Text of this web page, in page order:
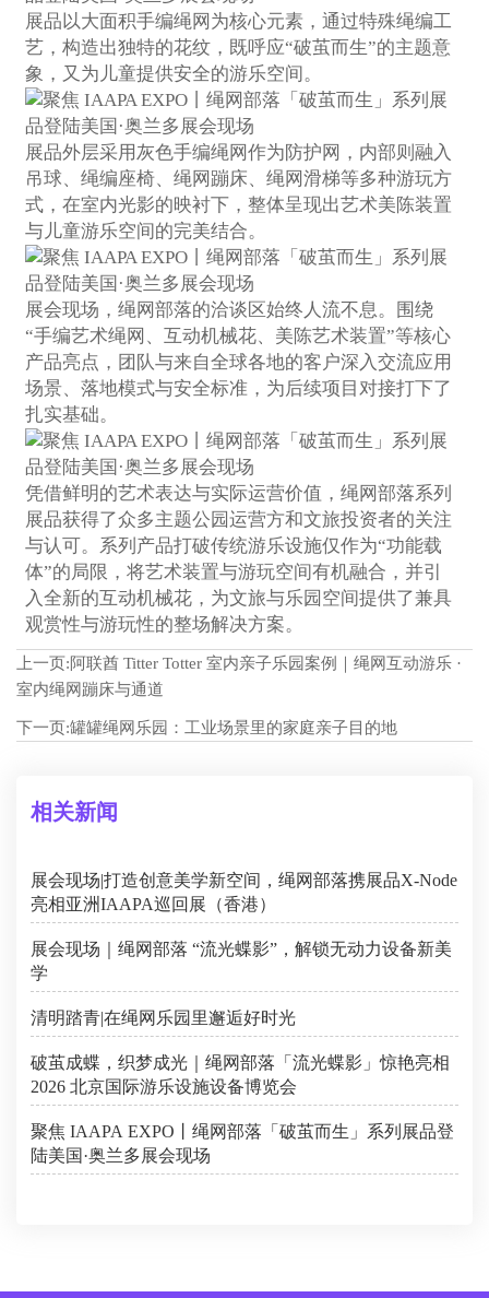
展品以大面积手编绳网为核心元素，通过特殊绳编工
艺，构造出独特的花纹，既呼应“破茧而生”的主题意
象，又为儿童提供安全的游乐空间。
展品外层采用灰色手编绳网作为防护网，内部则融入
吊球、绳编座椅、绳网蹦床、绳网滑梯等多种游玩方
式，在室内光影的映衬下，整体呈现出艺术美陈装置
与儿童游乐空间的完美结合。
展会现场，绳网部落的洽谈区始终人流不息。围绕
“手编艺术绳网、互动机械花、美陈艺术装置”等核心
产品亮点，团队与来自全球各地的客户深入交流应用
场景、落地模式与安全标准，为后续项目对接打下了
扎实基础。
凭借鲜明的艺术表达与实际运营价值，绳网部落系列
展品获得了众多主题公园运营方和文旅投资者的关注
与认可。系列产品打破传统游乐设施仅作为“功能载
体”的局限，将艺术装置与游玩空间有机融合，并引
入全新的互动机械花，为文旅与乐园空间提供了兼具
观赏性与游玩性的整场解决方案。
上一页:阿联酋 Titter Totter 室内亲子乐园案例｜绳网互动游乐 ·
室内绳网蹦床与通道
下一页:罐罐绳网乐园：工业场景里的家庭亲子目的地
相关新闻
展会现场|打造创意美学新空间，绳网部落携展品X-Node
亮相亚洲IAAPA巡回展（香港）
展会现场｜绳网部落 “流光蝶影”，解锁无动力设备新美
学
清明踏青|在绳网乐园里邂逅好时光
破茧成蝶，织梦成光｜绳网部落「流光蝶影」惊艳亮相
2026 北京国际游乐设施设备博览会
聚焦 IAAPA EXPO丨绳网部落「破茧而生」系列展品登
陆美国·奥兰多展会现场